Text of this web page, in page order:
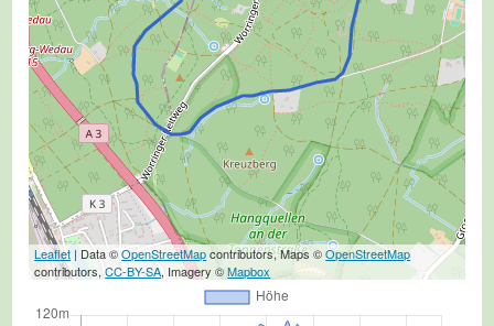
Leaflet | Data ©OpenStreetMapcontributors, Maps ©OpenStreetMap
contributors,CC-BY-SA, Imagery ©Mapbox